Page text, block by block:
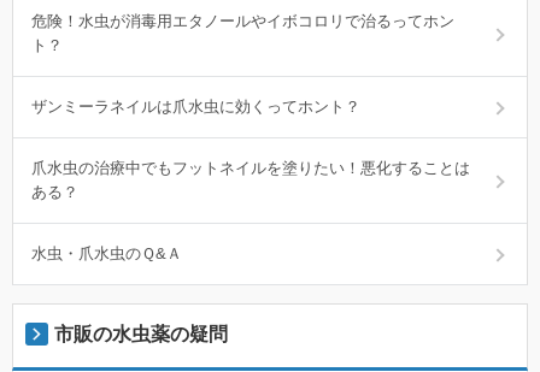
危険！水虫が消毒用エタノールやイボコロリで治るってホン
ト？
ザンミーラネイルは爪水虫に効くってホント？
爪水虫の治療中でもフットネイルを塗りたい！悪化することは
ある？
水虫・爪水虫のＱ&Ａ
市販の水虫薬の疑問